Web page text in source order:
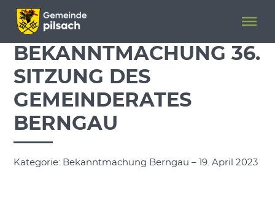
Menü überspringen
Menü überspringen
BEKANNTMACHUNG 36.
SITZUNG DES
GEMEINDERATES
BERNGAU
Kategorie: Bekanntmachung Berngau – 19. April 2023